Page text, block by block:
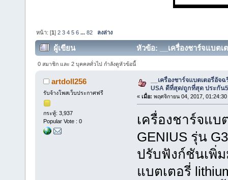
หน้า: [1]2 3 4 5 6 ...82 ลงล่าง
ผู้เขียน
หัวข้อ: __เครื่องชาร์จแบต
359705 ครั้ง)
0 สมาชิก และ 2 บุคคลทั่วไป กำลังดูหัวข้อนี้
artdoll256
รับจ้างโพสเว็บประกาศฟรี
กระทู้: 3,937
Popular Vote : 0
__เครื่องชาร์จแบตเตอรี่อัจ
USA ดีที่สุด/ถูกที่สุด ประกัน
« เมื่อ: พฤศจิกายน 04, 2017, 01:24:30
เครื่องชาร์จแบ
GENIUS รุ่น
ปรับฟังก์ชันเพิ่
แบตเตอรี่